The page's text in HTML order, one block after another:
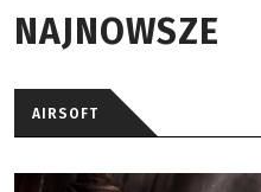
NAJNOWSZE
AIRSOFT